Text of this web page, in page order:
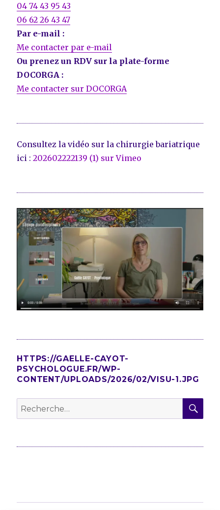
04 74 43 95 43
06 62 26 43 47
Par e-mail :
Me contacter par e-mail
Ou prenez un RDV sur la plate-forme
DOCORGA :
Me contacter sur DOCORGA
Consultez la vidéo sur la chirurgie bariatrique
ici :202602222139 (1) sur Vimeo
HTTPS://GAELLE-CAYOT-
PSYCHOLOGUE.FR/WP-
CONTENT/UPLOADS/2026/02/VISU-1.JPG
Recherche
pour